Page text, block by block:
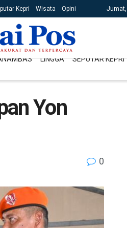
Kepri Wisata Opini
LINGGA SEPUTAR KEPRI
Yon
0